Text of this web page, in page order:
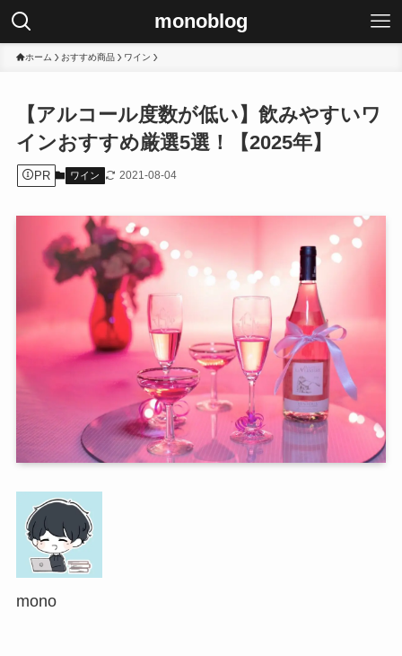
monoblog
ホーム おすすめ商品 ワイン
【アルコール度数が低い】飲みやすいワ
インおすすめ厳選5選！【2025年】
PR ワイン 2021-08-04
mono